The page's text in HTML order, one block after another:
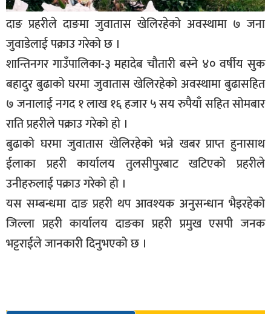
अचम्म
दुनिया
बिचार
जीवनशैली
साहित्य
सूचना-
प्रवधि
दाङ प्रहरीले दाङमा जुवातास खेलिरहेको अवस्थामा ७ जना
जुवाडेलाई पक्राउ गरेको छ ।
शान्तिनगर गाउँपालिका-३ महादेब चौतारी बस्ने ४० वर्षीय सुक
बहादुर बुढाको घरमा जुवातास खेलिरहेको अवस्थामा बुढासहित
७ जनालाई नगद १ लाख १६ हजार ५ सय रुपैयाँ सहित सोमबार
राति प्रहरीले पक्राउ गरेको हो ।
बुढाको घरमा जुवातास खेलिरहेको भन्ने खबर प्राप्त हुनासाथ
ईलाका प्रहरी कार्यालय तुलसीपुरबाट खटिएको प्रहरीले
उनीहरुलाई पक्राउ गरेको हो ।
यस सम्बन्धमा दाङ प्रहरी थप आवश्यक अनुसन्धान भैइरहेको
जिल्ला प्रहरी कार्यालय दाङका प्रहरी प्रमुख एसपी जनक
भट्टराईले जानकारी दिनुभएको छ ।